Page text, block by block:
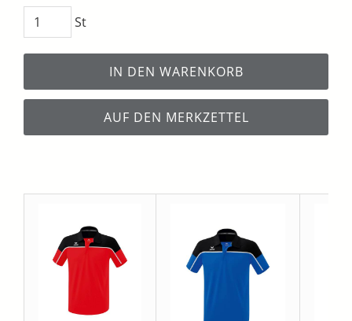
St
IN DEN WARENKORB
AUF DEN MERKZETTEL